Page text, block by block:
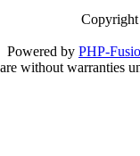
Powered by PHP-
without warranties